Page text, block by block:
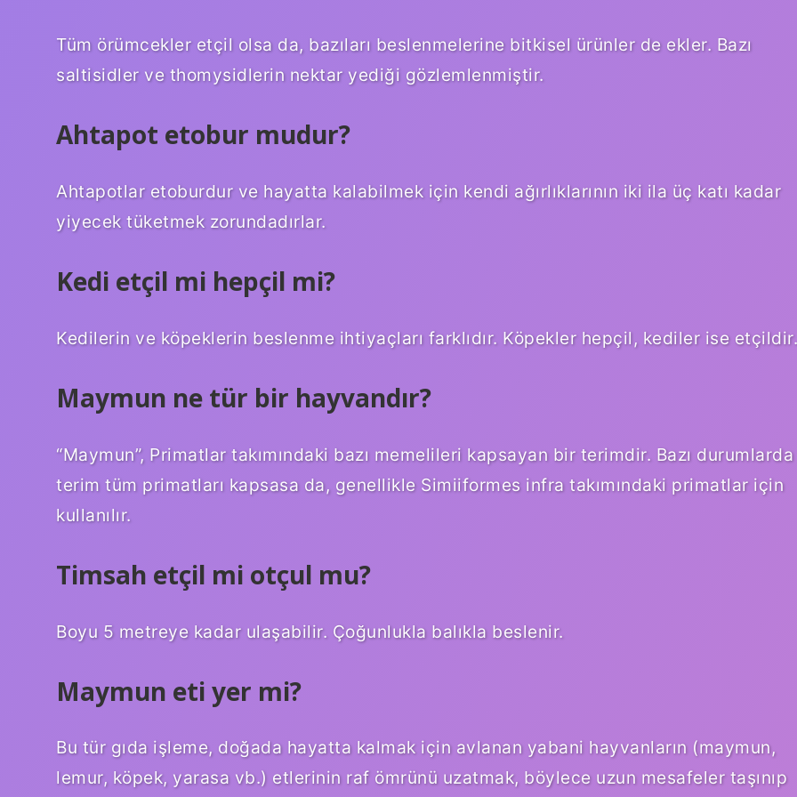
Tüm örümcekler etçil olsa da, bazıları beslenmelerine bitkisel ürünler de ekler. Bazı
saltisidler ve thomysidlerin nektar yediği gözlemlenmiştir.
Ahtapot etobur mudur?
Ahtapotlar etoburdur ve hayatta kalabilmek için kendi ağırlıklarının iki ila üç katı kadar
yiyecek tüketmek zorundadırlar.
Kedi etçil mi hepçil mi?
Kedilerin ve köpeklerin beslenme ihtiyaçları farklıdır. Köpekler hepçil, kediler ise etçildir.
Maymun ne tür bir hayvandır?
“Maymun”, Primatlar takımındaki bazı memelileri kapsayan bir terimdir. Bazı durumlarda
terim tüm primatları kapsasa da, genellikle Simiiformes infra takımındaki primatlar için
kullanılır.
Timsah etçil mi otçul mu?
Boyu 5 metreye kadar ulaşabilir. Çoğunlukla balıkla beslenir.
Maymun eti yer mi?
Bu tür gıda işleme, doğada hayatta kalmak için avlanan yabani hayvanların (maymun,
lemur, köpek, yarasa vb.) etlerinin raf ömrünü uzatmak, böylece uzun mesafeler taşınıp